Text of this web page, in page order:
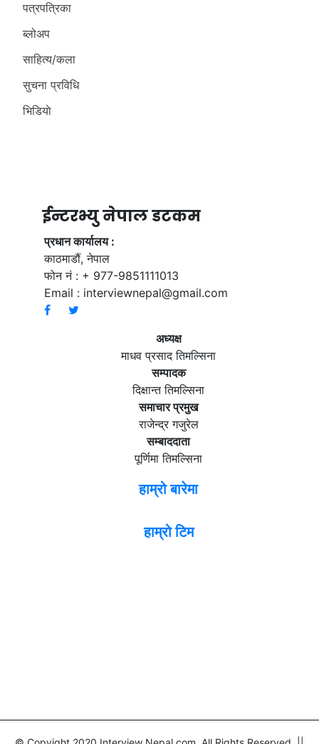
पत्रपत्रिका
ब्लोअप
साहित्य/कला
सुचना प्रविधि
भिडियाे
ईन्टरभ्यु नेपाल डटकम
प्रधान कार्यालय :
काठमाडौं, नेपाल
फोन नं : + 977-9851111013
Email : interviewnepal@gmail.com
अध्यक्ष
माधव प्रसाद तिमल्सिना
सम्पादक
दिक्षान्त तिमल्सिना
समाचार प्रमुख
राजेन्द्र गजुरेल
सम्बाददाता
पूर्णिमा तिमल्सिना
हाम्रो बारेमा
हाम्रो टिम